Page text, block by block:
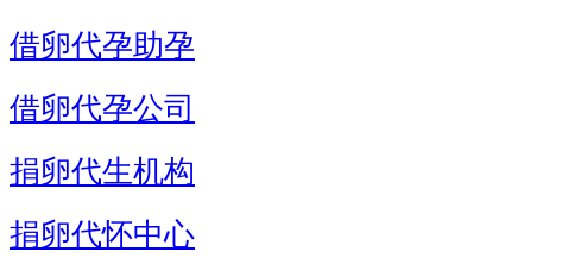
借卵代孕助孕
借卵代孕公司
捐卵代生机构
捐卵代怀中心